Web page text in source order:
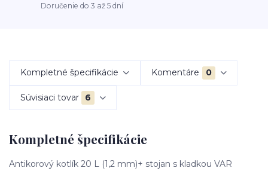
Doručenie do 3 až 5 dní
Kompletné špecifikácie Komentáre 0
Súvisiaci tovar 6
Kompletné špecifikácie
Antikorový kotlík 20 L (1,2 mm)+ stojan s kladkou VAR